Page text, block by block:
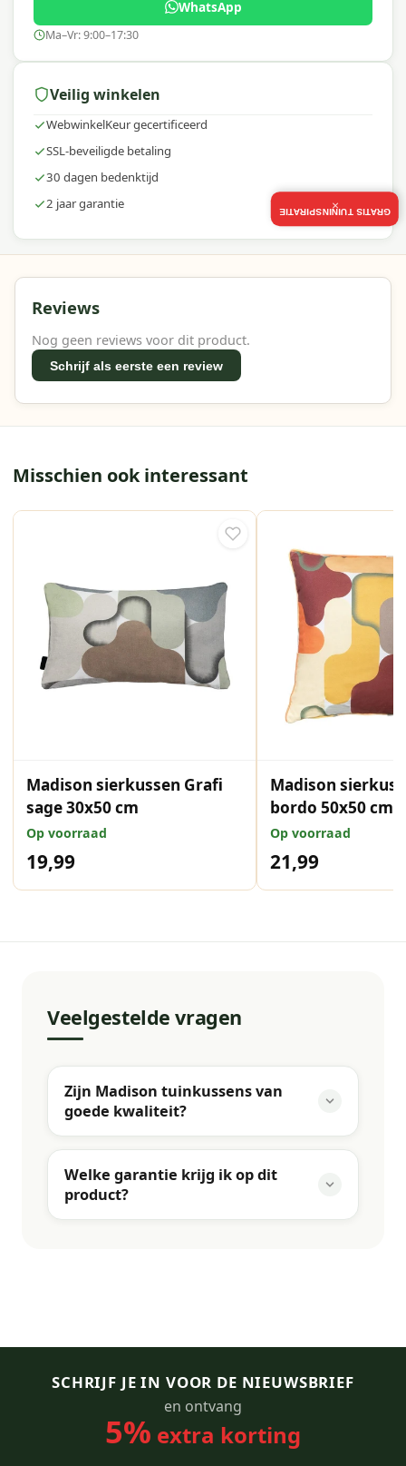
WhatsApp
Ma–Vr: 9:00–17:30
Veilig winkelen
WebwinkelKeur gecertificeerd
SSL-beveiligde betaling
30 dagen bedenktijd
2 jaar garantie
Reviews
Nog geen reviews voor dit product.
Schrijf als eerste een review
Misschien ook interessant
Madison sierkussen Grafi
sage 30x50 cm
Op voorraad
19,99
Madison
bordo 50x50 cm
Op voorraad
21,99
Veelgestelde vragen
Zijn Madison tuinkussens van
goede kwaliteit?
Welke garantie krijg ik op dit
product?
SCHRIJF JE IN VOOR DE NIEUWSBRIEF
en ontvang
5% extra korting
GRATIS TUININSPIRATIE
×